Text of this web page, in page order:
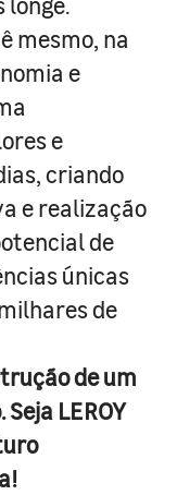
mesmo, na
e
e
criando
e realização
de
únicas
de
de um
LEROY